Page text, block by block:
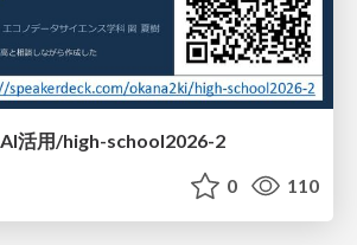
活用/high-school2026-2
0 110